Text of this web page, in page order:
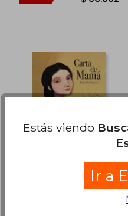
Estás viendo
Ir a